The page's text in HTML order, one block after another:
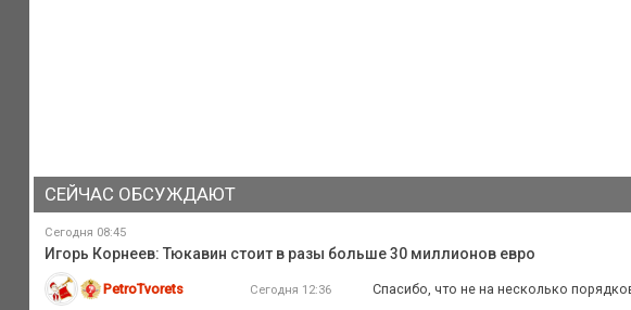
СЕЙЧАС ОБСУЖДАЮТ
Сегодня 08:45
Игорь Корнеев: Тюкавин стоит в разы больше 30 миллионов евро
PetroTvorets Сегодня 12:36 Спасибо, что не на несколько